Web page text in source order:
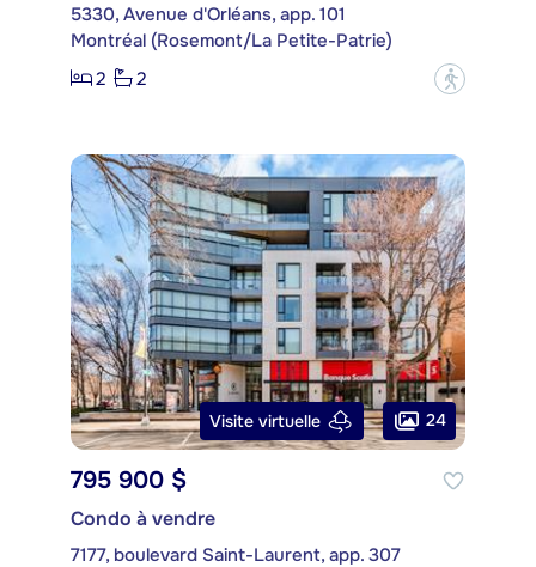
5330, Avenue d'Orléans, app. 101
Montréal (Rosemont/La Petite-Patrie)
2
2 ?
Visite virtuelle 24
795 900 $
Condo à vendre
7177, boulevard Saint-Laurent, app. 307